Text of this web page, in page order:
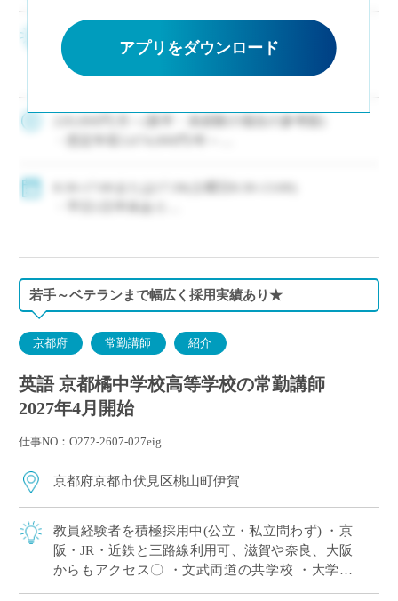
アプリをダウンロード
63歳定年制で長く安心して働ける ・新卒未経験～
教員経験30年以上のベテラン教員まで活躍中★ ・
働きやすい環境・制度〇 ・部活は複数顧問制を導
調整中 ・有給休暇は着任と同時に […]
◇賞与：有(昨年度実績 年間4.7ヶ月分＋α)
◇保険：私学共済、雇用保険、労災保険
若手～ベテランまで幅広く採用実績あり★
京都府 常勤講師 紹介
英語 京都橘中学校高等学校の常勤講師
2027年4月開始
仕事NO：O272-2607-027eig
京都府京都市伏見区桃山町伊賀
教員経験者を積極採用中(公立・私立問わず) ・京
阪・JR・近鉄と三路線利用可、滋賀や奈良、大阪
からもアクセス〇 ・文武両道の共学校 ・大学や
こども園も設置する学校法人運営の私立中高一貫